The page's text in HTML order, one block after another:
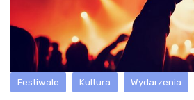
Festiwale Kultura Wydarzenia